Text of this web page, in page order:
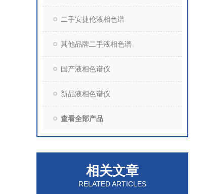
二手安捷伦液相色谱
其他品牌二手液相色谱
国产液相色谱仪
新品液相色谱仪
查看全部产品
相关文章
RELATED ARTICLES